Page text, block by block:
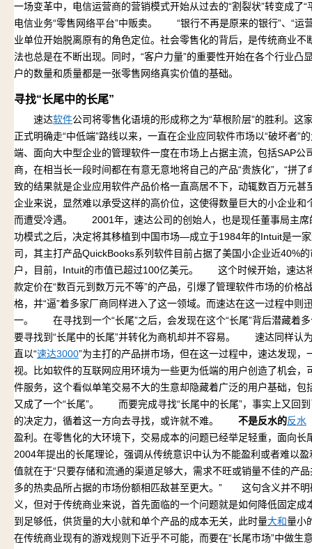
一场变革中，电信运营商的营销模式开始从过去的“割裂状”转变成了
电信业务“零售网络平台”中贩卖。 “银行不再是原来的银行”、“运
业单位开始脱离原有的角色定位。社会零售化的背后，是传统商业
法也总是在不断出现。同时，“客户力量”的重要性开始在各个行业
户的数量和质量都是一张零售网络真实价值的基础。
寻找“长尾中的长尾”
速达软件公司将零售化语境的形成称之为“草根阶层”的胜利。这
正式明确走“中低端”路线以来，一直在企业应同软件市场以“破坏
端、面向大中型企业的管理软件一度在市场上占据主流，包括SAP
商，在相当长一段时间都在有意无意地将自己的产品“贵族化”，“
致的结果就是企业应用软件产品价格一直高居不下，动辄数百万元
企业来说，显然难以承受这样的高价位，这使得数量巨大的小企业和
而遭受冷遇。 2001年，速达公司的创始人，也是现任董事局主席
功模式之后，决定将其移植到中国市场—成立于1984年的Intuit是一
司，其主打产品QuickBooks系列软件目前占据了美国小企业近40%
户，目前，Intuit的市值已超过100亿美元。 这个时候开始，速达
款定价在“数百元到数万元不等”的产品，引爆了管理软件市场的价格
格，并“逼”着多家厂商同样进入了这一领域。而速达在这一过程中则
一。 在寻找到一个“长尾”之后，会发现在这个“长尾”背后潜藏着多
要寻找到“长尾中的长尾”并转化为商机却并不容易。 速达同样认
直以“速达3000”为主打的产品拼市场，但在这一过程中，速达发现
视。比如软件的互联网应用环境为一些更为低端的用户创造了机会，
件服务，这个看似单笔交易不大的生意却隐藏着广泛的用户基础，
又成了一个“长尾”。 而要完成寻找“长尾中的长尾”，事实上又回到
的决定力，循着这一方向去寻找，或许就不难。 不是反水的反水
盈利。在零售化的大环境下，交易成本的问题已经举足轻重，面
2004年提出的长尾理论，强调从传统意识中认为不能盈利或者难以盈
值就在于“只要存储和流通的渠道足够大，需求不旺或销量不佳的产
多的热卖品所占据的市场份额相匹敌甚至更大。” 这句含义并不明
义，但对于传统商业来说，首先面临的一个问题就是如何降低固定
到足够低，供货量的大小就和单个产品的成本无关，此时量大和量小
在传统商业现有的游戏规则下近乎不可能，而要在“长尾市场”中做生